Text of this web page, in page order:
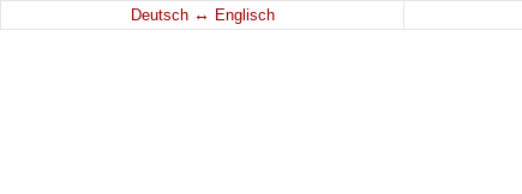
Deutsch ↔ Englisch